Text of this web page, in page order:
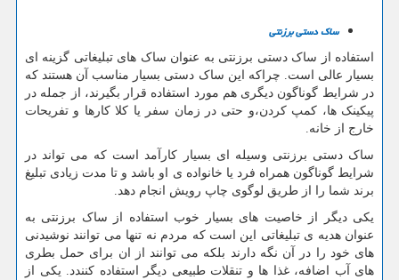
ساک دستی برزنتی
استفاده از ساک دستی برزنتی به عنوان ساک های تبلیغاتی گزینه ای
بسیار عالی است. چراکه این ساک دستی بسیار مناسب آن هستند که
در شرایط گوناگون دیگری هم مورد استفاده قرار بگیرند، از جمله در
پیکینک ها، کمپ کردن،و حتی در زمان سفر یا کلا کارها و تفریحات
خارج از خانه.
ساک دستی برزنتی وسیله ای بسیار کارآمد است که می تواند در
شرایط گوناگون همراه فرد یا خانواده ی او باشد و تا مدت زیادی تبلیغ
برند شما را از طریق لوگوی چاپ رویش انجام دهد.
یکی دیگر از خاصیت های بسیار خوب استفاده از ساک برزنتی به
عنوان هدیه ی تبلیغاتی این است که مردم نه تنها می توانند نوشیدنی
های خود را در آن نگه دارند بلکه می توانند از ان برای حمل بطری
های آب اضافه، غذا ها و تنقلات طبیعی دیگر استفاده کنندد. یکی از